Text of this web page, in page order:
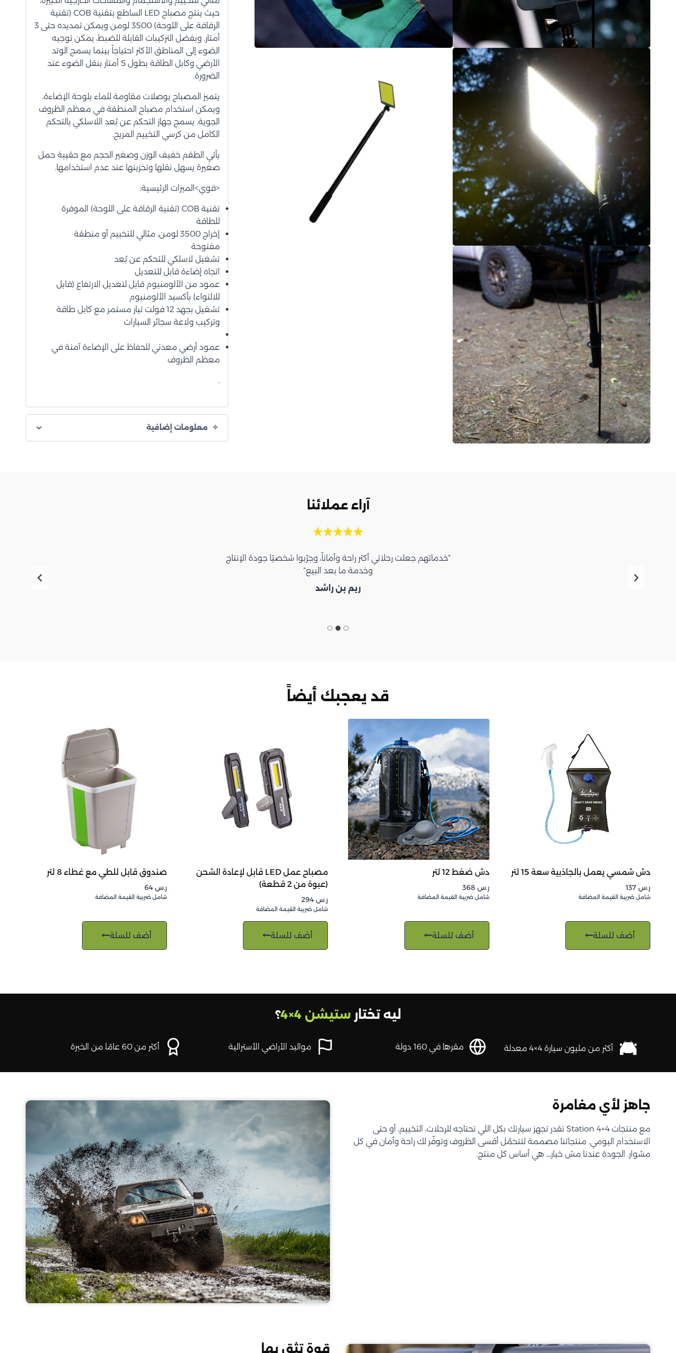
حيث ينتج مصباح LED الساطع بتقنية COB (تقنية
الرقاقة على اللوحة) 3500 لومن ويمكن تمديده حتى 3
أمتار. وبفضل التركيبات القابلة للضبط، يمكن توجيه
الضوء إلى المناطق الأكثر احتياجاً بينما يسمح الوتد
الأرضي وكابل الطاقة بطول 5 أمتار بنقل الضوء عند
الضرورة.
يتميز المصباح بوصلات مقاومة للماء بلوحة الإضاءة،
ويمكن استخدام مصباح المنطقة في معظم الظروف
الجوية. يسمح جهاز التحكم عن بُعد اللاسلكي بالتحكم
الكامل من كرسي التخييم المريح.
يأتي الطقم خفيف الوزن وصغير الحجم مع حقيبة حمل
صغيرة يسهل نقلها وتخزينها عند عدم استخدامها.
<قوي>الميزات الرئيسية:
تقنية COB (تقنية الرقاقة على اللوحة) الموفرة
للطاقة
إخراج 3500 لومن، مثالي للتخييم أو منطقة
مفتوحة
تشغيل لاسلكي للتحكم عن بُعد
اتجاه إضاءة قابل للتعديل
عمود من الألومنيوم قابل لتعديل الارتفاع (قابل
للالتواء) بأكسيد الألومنيوم
تشغيل بجهد 12 فولت تيار مستمر مع كابل طاقة
وتركيب ولاعة سجائر السيارات
عمود أرضي معدني للحفاظ على الإضاءة آمنة في
معظم الظروف
.
معلومات إضافية
آراء عملائنا
“خدماتهم جعلت رحلاتي أكثر راحة وأماناً، وجرّبوا شخصيًا جودة الإنتاج
وخدمة ما بعد البيع”
ريم بن راشد
قد يعجبك أيضاً
دش شمسي يعمل بالجاذبية سعة 15 لتر
ر.س
شامل ضريبة القيمة المضافة
أضف للسلة
دش ضغط 12 لتر
ر.س
شامل ضريبة القيمة المضافة
أضف للسلة
مصباح عمل LED قابل لإعادة الشحن
(عبوة من 2 قطعة)
ر.س
شامل ضريبة القيمة المضافة
أضف للسلة
صندوق قابل للطي مع غطاء 8 لتر
ر.س 64
شامل ضريبة القيمة المضافة
أضف للسلة
ليه تختار ستيشن 4×4 ؟
أكثر من مليون سيارة 4×4 معدلة مقرها في 160 دولة مواليد الأراضي الأسترالية أكثر من 60 عامًا من الخبرة
جاهز لأي مغامرة
مع منتجات Station 4×4 تقدر تجهز سيارتك بكل اللي تحتاجه للرحلات، التخييم، أو حتى
الاستخدام اليومي. منتجاتنا مصممة لتتحمّل أقسى الظروف وتوفّر لك راحة وأمان في كل
مشوار. الجودة عندنا مش خيار… هي أساس كل منتج.
قوة تثق بها